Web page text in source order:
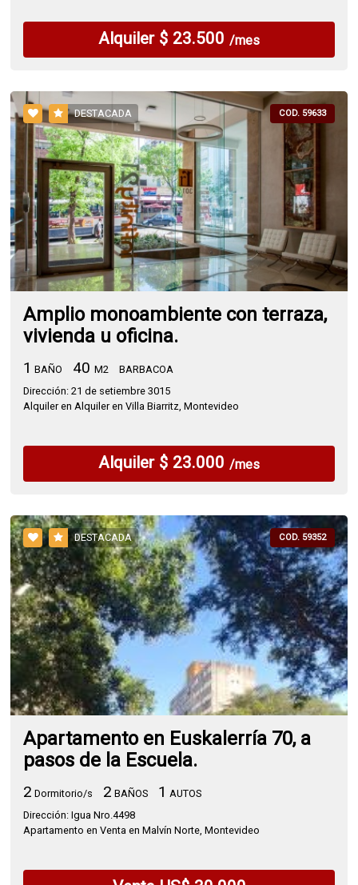
Alquiler $ 23.500 /mes
DESTACADA COD. 59633
Amplio monoambiente con terraza,
vivienda u oficina.
1 BAÑO 40 M2
BARBACOA
Dirección: 21 de setiembre 3015
Alquiler en Alquiler en Villa Biarritz, Montevideo
Alquiler $ 23.000 /mes
DESTACADA COD. 59352
Apartamento en Euskalerría 70, a
pasos de la Escuela.
2 Dormitorio/s 2 BAÑOS 1 AUTOS
Dirección: Igua Nro.4498
Apartamento en Venta en Malvín Norte, Montevideo